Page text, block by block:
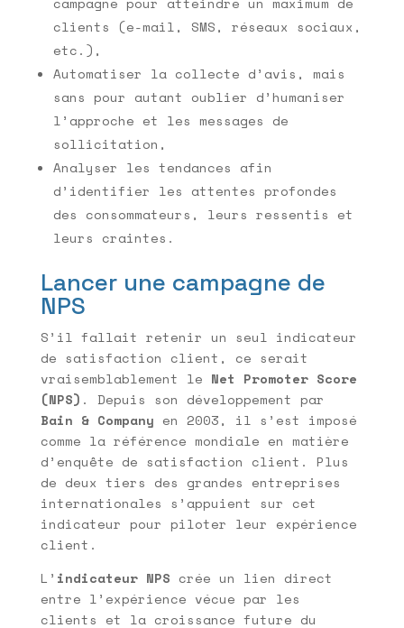
clients (e-mail, SMS, réseaux sociaux,
etc.),
Automatiser la collecte d’avis, mais
sans pour autant oublier d’humaniser
l’approche et les messages de
sollicitation,
Analyser les tendances afin
d’identifier les attentes profondes
des consommateurs, leurs ressentis et
leurs craintes.
Lancer une campagne de
NPS
S’il fallait retenir un seul indicateur
de satisfaction client, ce serait
vraisemblablement le Net Promoter Score
(NPS) . Depuis son développement par
Bain & Company en 2003, il s’est imposé
comme la référence mondiale en matière
d’enquête de satisfaction client. Plus
de deux tiers des grandes entreprises
internationales s’appuient sur cet
indicateur pour piloter leur expérience
client.
L’ indicateur NPS crée un lien direct
entre l’expérience vécue par les
clients et la croissance future du